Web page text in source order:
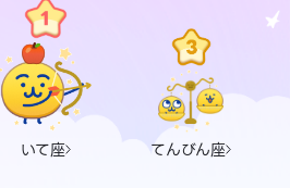
いて座 てんびん座